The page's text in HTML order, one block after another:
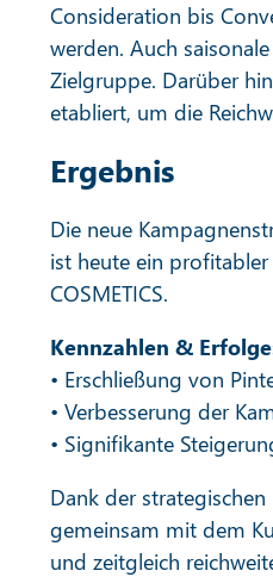
Consideration bis
werden. Auch
Zielgruppe. Darüber
etabliert, um die
Ergebnis
Die neue
ist heute ein
COSMETICS.
Kennzahlen &
• Erschließung von
• Verbesserung der
• Signifikante
Dank der
gemeinsam mit dem
und zeitgleich